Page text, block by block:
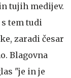
tujih medijev.
tem tudi
zaradi česar
Blagovna
"je in je